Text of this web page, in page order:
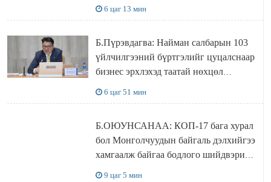
6 цаг 13 мин
Б.Пүрэвдагва: Найман салбарын 103
үйлчилгээний бүртгэлийг цуцалснаар
бизнес эрхлэхэд таатай нөхцөл
6 цаг 51 мин
Б.ОЮУНСАНАА: КОП-17 бага хурал
бол Монголчуудын байгаль дэлхийгээ
хамгаалж байгаа бодлого шийдвэрийг
9 цаг 5 мин